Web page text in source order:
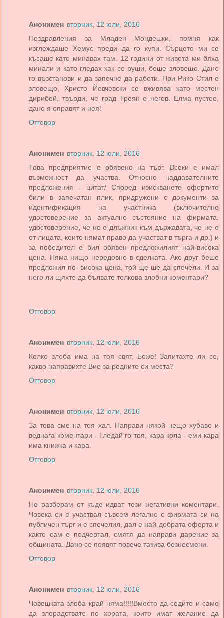
Анонимен вторник, 12 юли, 2016
Поздравления за Младен Мондешки, помня как
изглеждаше Хемус преди да го купи. Сърцето ми се
късаше като минавах там. 12 години от живота ми бяха
минали и като гледах как се руши, беше зловещо. Дано
го възстанови и да започне да работи. При Рико Стил е
зловещо, Христо Йовчевски се вживява като местен
дирибей, твърди, че град Троян е негов. Елма пустее,
дано я оправят и нея!
Отговор
Анонимен вторник, 12 юли, 2016
Това предприятие е обявено на търг. Всеки е имал
възможност да участва. Относно наддавателните
предложения - цитат/ Според изискването офертите
били в запечатан плик, придружени с документи за
идентификация на участника (включително
удостоверение за актуално състояние на фирмата,
удостоверение, че не е длъжник към държавата, че не е
от лицата, които нямат право да участват в търга и др.) и
за победител е бил обявен предложилият най-висока
цена. Няма нищо нередовно в сделката. Ако друг беше
предложил по- висока цена, той ще ше да спечели. И за
него ли щяхте да бълвате толкова злобни коментари?
Отговор
Анонимен вторник, 12 юли, 2016
Колко злоба има на тоя свят, Боже! Запитахте ли се,
какво направихте Вие за родните си места?
Отговор
Анонимен вторник, 12 юли, 2016
За това сме на тоя хал. Направи някой нещо хубаво и
веднага коментари - Гледай го тоя, кара кола - еми кара
има книжка и кара.
Отговор
Анонимен вторник, 12 юли, 2016
Не разберам от къде идват тези негативни коментари.
Човека си е участвал съвсем легално с фирмата си на
публичен търг и е спечелил, дал е най-добрата оферта и
както сам е подчертал, смятя да направи дарение за
общината. Дано се появят повече такива безнесмени.
Отговор
Анонимен вторник, 12 юли, 2016
Човешката злоба край няма!!!!!Вместо да седите и само
да злорадствате по хората, които имат желание да